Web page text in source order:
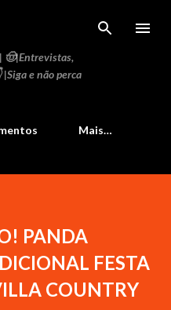
principal
🤠|Entrevistas,
e não perca
Mais…
PANDA
FESTA
COUNTRY